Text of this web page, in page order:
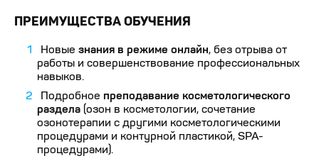
ПРЕИМУЩЕСТВА ОБУЧЕНИЯ
Новые знания в режиме онлайн, без отрыва от
работы и совершенствование профессиональных
навыков.
Подробное преподавание косметологического
раздела (озон в косметологии, сочетание
озонотерапии с другими косметологическими
процедурами и контурной пластикой, SPA-
процедурами).